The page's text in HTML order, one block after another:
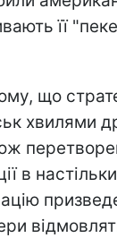
її
що
хвилями
в настільки